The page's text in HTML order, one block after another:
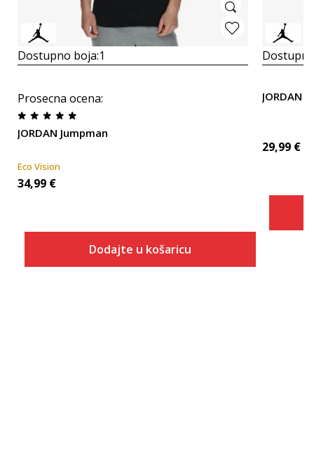
Dostupno boja:1
Prosecna ocena:
JORDAN Jumpman
Eco Vision
34,99 €
Dodajte u košaricu
JORDAN
29,99 €